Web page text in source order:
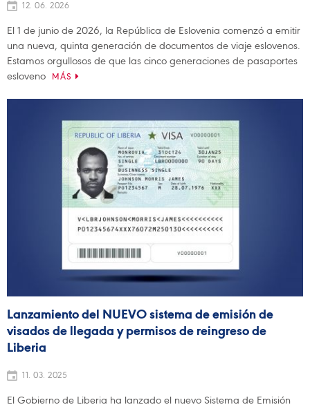
12. 06. 2026
El 1 de junio de 2026, la República de Eslovenia comenzó a emitir
una nueva, quinta generación de documentos de viaje eslovenos.
Estamos orgullosos de que las cinco generaciones de pasaportes
esloveno
MÁS
Lanzamiento del NUEVO sistema de emisión de
visados de llegada y permisos de reingreso de
Liberia
11. 03. 2025
El Gobierno de Liberia ha lanzado el nuevo Sistema de Emisión